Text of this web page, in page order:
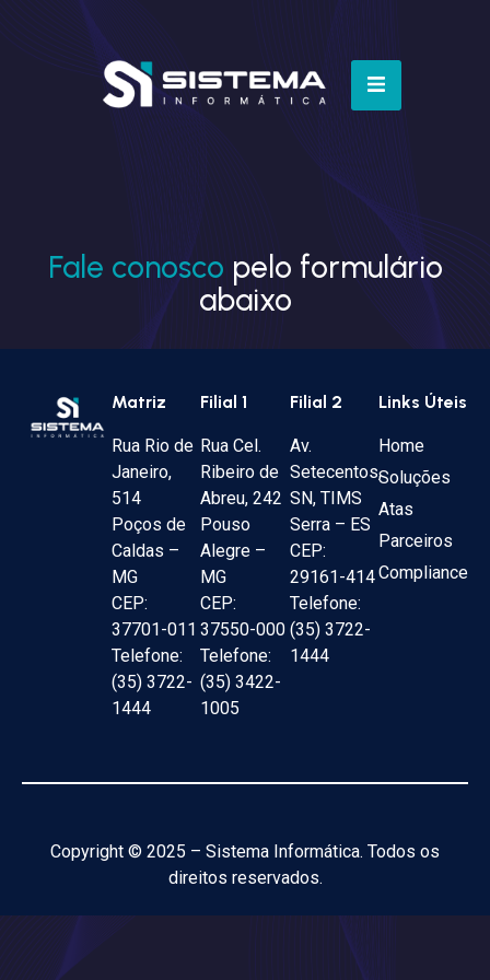
Fale conosco pelo formulário
abaixo
Matriz
Rua Rio de
Janeiro,
514
Poços de
Caldas –
MG
CEP:
37701-011
Telefone:
(35) 3722-
1444
Filial 1
Rua Cel.
Ribeiro de
Abreu, 242
Pouso
Alegre –
MG
CEP:
37550-000
Telefone:
(35) 3422-
1005
Filial 2
Av.
Setecentos,
SN, TIMS
Serra – ES
CEP:
29161-414
Telefone:
(35) 3722-
1444
Links Úteis
Home
Soluções
Atas
Parceiros
Compliance
Copyright © 2025 – Sistema Informática. Todos os
direitos reservados.